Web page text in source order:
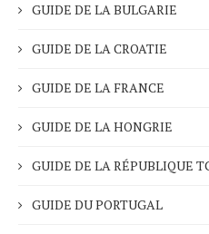
GUIDE DE LA BULGARIE
GUIDE DE LA CROATIE
GUIDE DE LA FRANCE
GUIDE DE LA HONGRIE
GUIDE DE LA RÉPUBLIQUE
GUIDE DU PORTUGAL